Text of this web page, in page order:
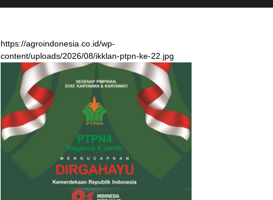
https://agroindonesia.co.id/wp-
content/uploads/2026/08/ikklan-ptpn-ke-22.jpg